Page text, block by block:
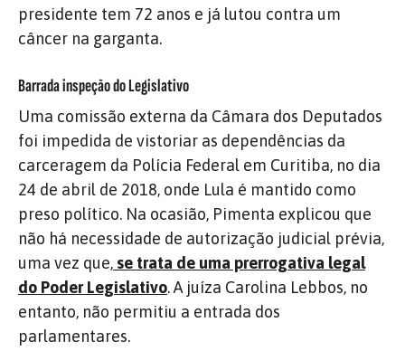
presidente tem 72 anos e já lutou contra um
câncer na garganta.
Barrada inspeção do Legislativo
Uma comissão externa da Câmara dos Deputados
foi impedida de vistoriar as dependências da
carceragem da Polícia Federal em Curitiba, no dia
24 de abril de 2018, onde Lula é mantido como
preso político. Na ocasião, Pimenta explicou que
não há necessidade de autorização judicial prévia,
uma vez que, se trata de uma prerrogativa legal
do Poder Legislativo. A juíza Carolina Lebbos, no
entanto, não permitiu a entrada dos
parlamentares.